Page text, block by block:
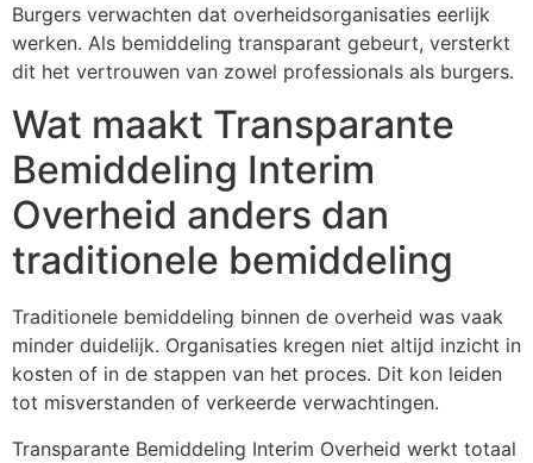
Burgers verwachten dat overheidsorganisaties eerlijk
werken. Als bemiddeling transparant gebeurt, versterkt
dit het vertrouwen van zowel professionals als burgers.
Wat maakt Transparante
Bemiddeling Interim
Overheid anders dan
traditionele bemiddeling
Traditionele bemiddeling binnen de overheid was vaak
minder duidelijk. Organisaties kregen niet altijd inzicht in
kosten of in de stappen van het proces. Dit kon leiden
tot misverstanden of verkeerde verwachtingen.
Transparante Bemiddeling Interim Overheid werkt totaal